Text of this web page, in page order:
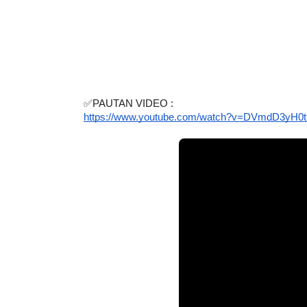
✅PAUTAN VIDEO :
https://www.youtube.com/